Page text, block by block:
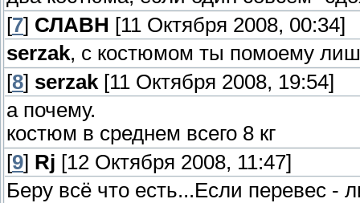
[7] СЛАВН [11 Октября 2008, 00:34]
serzak, с костюмом ты помоему
[8] serzak [11 Октября 2008, 19:54]
а почему.
костюм в среднем всего 8 кг
[9] Rj [12 Октября 2008, 11:47]
Беру всё что есть...Если перевес